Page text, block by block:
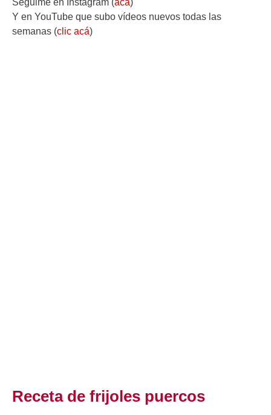
Seguime en Instagram (acá)
Y en YouTube que subo vídeos nuevos todas las
semanas (clic acá)
Receta de frijoles puercos